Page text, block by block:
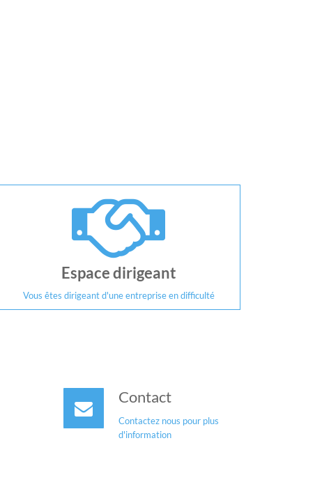
Espace dirigeant
Vous êtes dirigeant d'une entreprise en difficulté
Contact
Contactez nous pour plus
d'information